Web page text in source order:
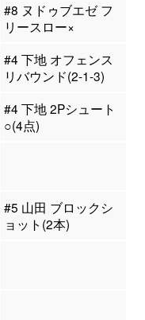
#8 ヌドゥブエゼ フ
リースロー×
#4 下地 オフェンス
リバウンド(2-1-3)
#4 下地 2Pシュート
○(4点)
#5 山田 ブロックシ
ョット(2本)